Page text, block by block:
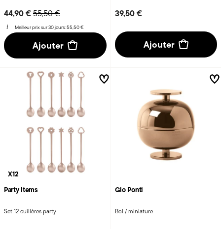
44,90 €Price reduced from
55,50 €to
Meilleur prix sur 30 jours:55,50 €
Ajouter
39,50 €
Ajouter
X12
Party Items
Set 12 cuillères party
Gio Ponti
Bol / miniature